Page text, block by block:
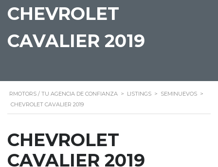
CHEVROLET
CAVALIER 2019
RMOTORS / TU AGENCIA DE CONFIANZA > LISTINGS > SEMINUEVOS >
CHEVROLET CAVALIER 2019
CHEVROLET
CAVALIER 2019